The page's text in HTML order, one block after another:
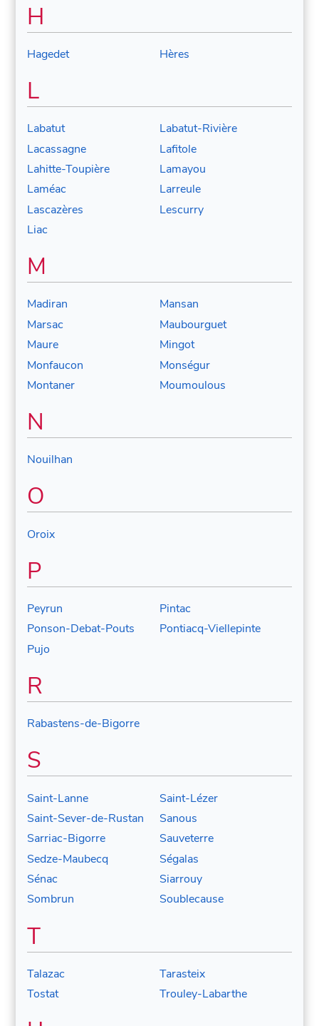
H
Hagedet Hères
L
Labatut
Labatut-Rivière
Lacassagne
Lafitole
Lahitte-Toupière
Lamayou
Laméac
Larreule
Lascazères
Lescurry
Liac
M
Madiran
Mansan
Marsac
Maubourguet
Maure
Mingot
Monfaucon
Monségur
Montaner
Moumoulous
N
Nouilhan
O
Oroix
P
Peyrun
Pintac
Ponson-Debat-Pouts
Pontiacq-Viellepinte
Pujo
R
Rabastens-de-Bigorre
S
Saint-Lanne
Saint-Lézer
Saint-Sever-de-Rustan
Sanous
Sarriac-Bigorre
Sauveterre
Sedze-Maubecq
Ségalas
Sénac
Siarrouy
Sombrun
Soublecause
T
Talazac
Tarasteix
Tostat
Trouley-Labarthe